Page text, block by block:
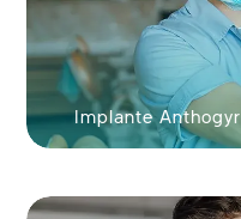
Implante Anthogyr